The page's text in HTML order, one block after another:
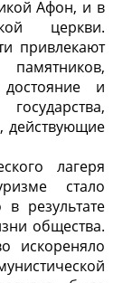
Афон, и в
церкви.
привлекают
и
действующие
лагеря
стало
в результате
общества.
искореняло